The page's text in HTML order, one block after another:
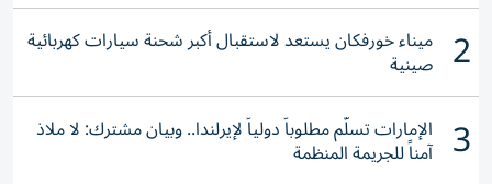
2 ميناء خورفكان يستعد لاستقبال أكبر شحنة سيارات كهربائية
صينية
3 الإمارات تسلّم مطلوباً دولياً لإيرلندا.. وبيان مشترك: لا ملاذ
آمناً للجريمة المنظمة